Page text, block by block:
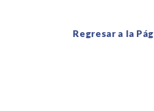
Regresar a la